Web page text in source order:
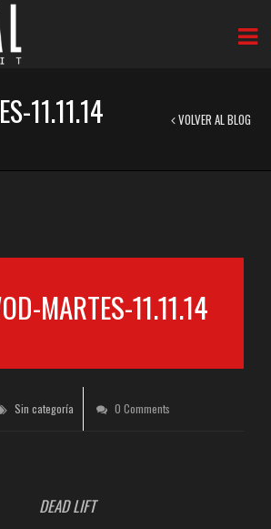
11.11.14 VOLVER AL BLOG
MARTES-11.11.14
Sin categoría 0 Comments
DEAD LIFT